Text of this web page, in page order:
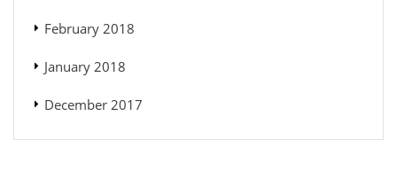
February 2018
January 2018
December 2017